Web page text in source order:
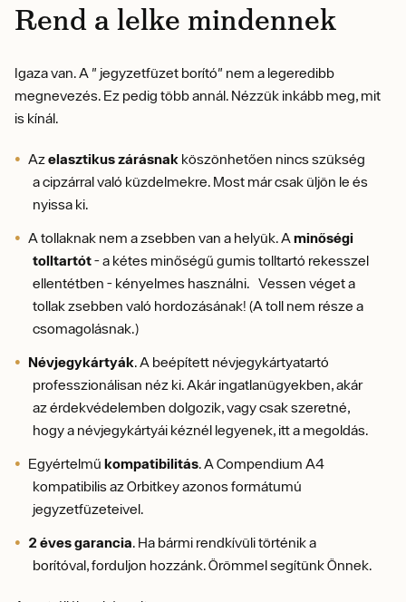
Rend a lelke mindennek
Igaza van. A " jegyzetfüzet borító" nem a legeredibb
megnevezés. Ez pedig több annál. Nézzük inkább meg, mit
is kínál.
Azelasztikus zárásnak köszönhetően nincs szükség
a cipzárral való küzdelmekre. Most már csak üljön le és
nyissa ki.
A tollaknak nem a zsebben van a helyük. A minőségi
tolltartót- a kétes minőségű gumis tolltartó rekesszel
ellentétben - kényelmes használni. Vessen véget a
tollak zsebben való hordozásának! (A toll nem része a
csomagolásnak.)
Névjegykártyák. A beépített névjegykártyatartó
professzionálisan néz ki. Akár ingatlanügyekben, akár
az érdekvédelemben dolgozik, vagy csak szeretné,
hogy a névjegykártyái kéznél legyenek, itt a megoldás.
Egyértelmű kompatibilitás. A Compendium A4
kompatibilis az Orbitkey azonos formátumú
jegyzetfüzeteivel.
2 éves garancia. Ha bármi rendkívüli történik a
borítóval, forduljon hozzánk. Örömmel segítünk Önnek.